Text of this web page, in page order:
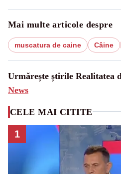
Mai multe articole despre
muscatura de caine Câine
Urmărește știrile Realitatea
News
CELE MAI CITITE
1